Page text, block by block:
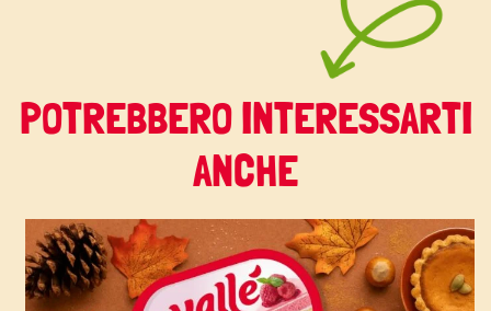
POTREBBERO INTERESSARTI
ANCHE